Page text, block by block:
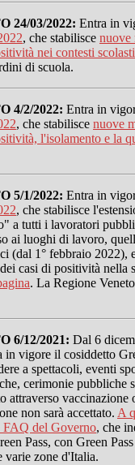
24/03/2022: Entra in
, che stabilisce nuove
nei contesti
di scuola.
4/2/2022: Entra in
, che stabilisce nuove
l'isolamento e la
5/1/2022: Entra in
, che stabilisce
a tutti i lavoratori
ai luoghi di lavoro,
(dal 1° febbraio 2022),
casi di positività nella
. La Regione
6/12/2021: Dal 6
in vigore il cosiddetto
a spettacoli, eventi
cerimonie pubbliche
attraverso vaccinazione
non sarà accettato. A
FAQ del Governo, che
Pass, con Green
varie zone d'Italia.